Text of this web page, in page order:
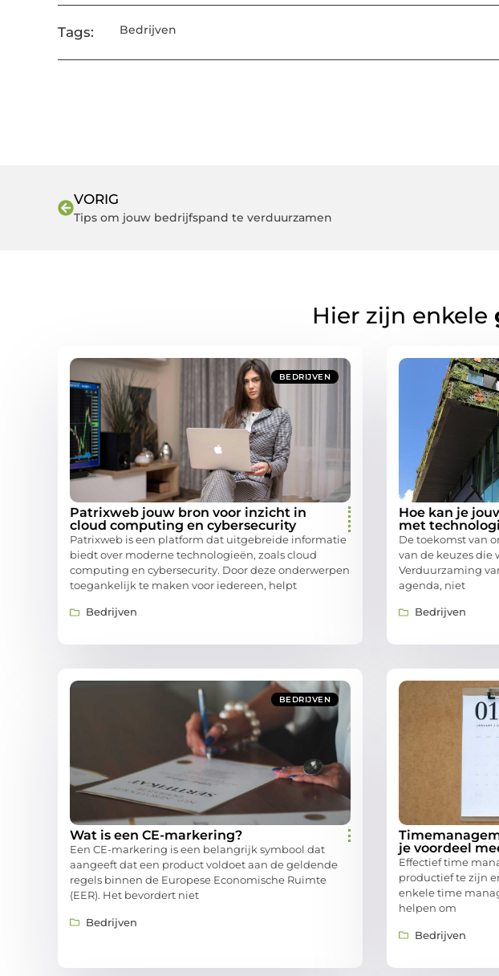
Tags: Bedrijven
VORIG
Tips om jouw bedrijfspand te verduurzamen
Hier zijn enkele
BEDRIJVEN
Patrixweb jouw bron voor inzicht in
cloud computing en cybersecurity
Patrixweb is een platform dat uitgebreide informatie
biedt over moderne technologieën, zoals cloud
computing en cybersecurity. Door deze onderwerpen
toegankelijk te maken voor iedereen, helpt
Bedrijven
Hoe kan je
met
De toekomst van
van de keuzes die
Verduurzaming
agenda, niet
Bedrijven
BEDRIJVEN
Wat is een CE-markering?
Een CE-markering is een belangrijk symbool dat
aangeeft dat een product voldoet aan de geldende
regels binnen de Europese Economische Ruimte
(EER). Het bevordert niet
Bedrijven
je voordeel
Effectief time
productief te zijn
enkele time
helpen om
Bedrijven